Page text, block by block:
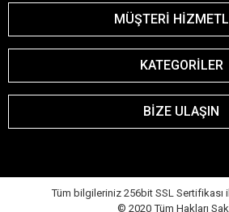
MÜŞTERİ
KATEGORİLER
BİZE ULAŞIN
Tüm bilgileriniz 256bit SSL Sertifikası
© 2020 Tüm Hakları